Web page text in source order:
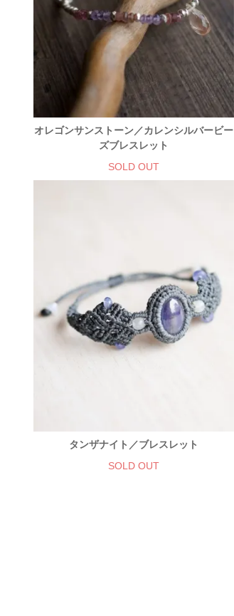
オレゴンサンストーン／カレンシルバービー
ズブレスレット
SOLD OUT
タンザナイト／ブレスレット
SOLD OUT